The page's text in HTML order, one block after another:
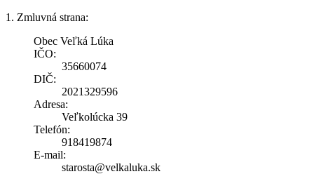
1. Zmluvná strana:
Obec Veľká Lúka
IČO:
35660074
DIČ:
2021329596
Adresa:
Veľkolúcka 39
Telefón:
918419874
E-mail:
starosta@velkaluka.sk